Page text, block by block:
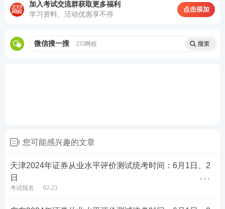
加入考试交流群获取更多福利
学习资料、活动优惠享不停
点击添加
微信搜一搜 233网校
您可能感兴趣的文章
天津2024年证券从业水平评价测试统考时间：6月1日、2
日
考试报名 02-23